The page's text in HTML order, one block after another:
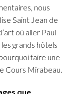
nous
Saint Jean de
où aller Paul
grands hôtels
faire une
Cours Mirabeau.
que